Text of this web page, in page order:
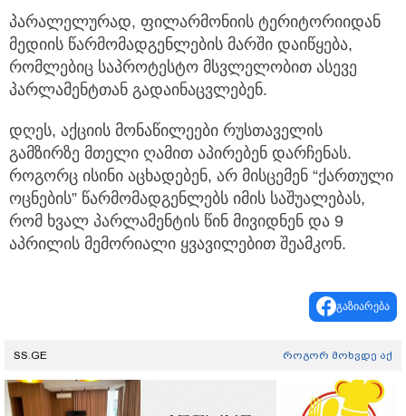
პარალელურად, ფილარმონიის ტერიტორიიდან
მედიის წარმომადგენლების მარში დაიწყება,
რომლებიც საპროტესტო მსვლელობით ასევე
პარლამენტთან გადაინაცვლებენ.
დღეს, აქციის მონაწილეები რუსთაველის
გამზირზე მთელი ღამით აპირებენ დარჩენას.
როგორც ისინი აცხადებენ, არ მისცემენ “ქართული
ოცნების” წარმომადგენლებს იმის საშუალებას,
რომ ხვალ პარლამენტის წინ მივიდნენ და 9
აპრილის მემორიალი ყვავილებით შეამკონ.
გაზიარება
SS.GE როგორ მოხვდე აქ